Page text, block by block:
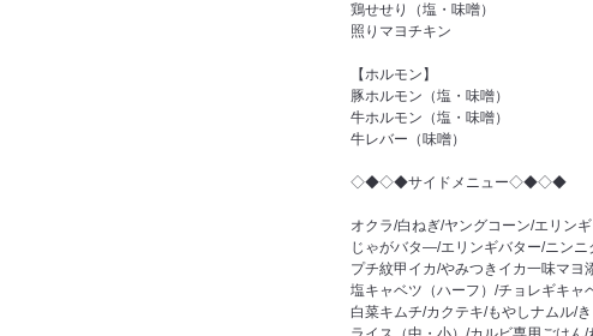
鶏せせり（塩・味噌）
照りマヨチキン
【ホルモン】
豚ホルモン（塩・味噌）
牛ホルモン（塩・味噌）
牛レバー（味噌）
◇◆◇◆サイドメニュー◇◆◇◆
オクラ/白ねぎ/ヤングコーン/エリンギ
じゃがバタ―/エリンギバター/ニン
プチ紋甲イカ/やみつきイカ一味マヨ
塩キャベツ（ハーフ）/チョレギキャ
白菜キムチ/カクテキ/もやしナムル/